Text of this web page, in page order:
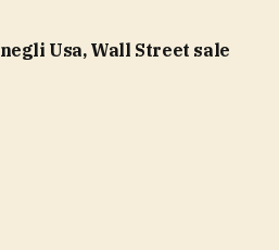
Usa, Wall Street sale